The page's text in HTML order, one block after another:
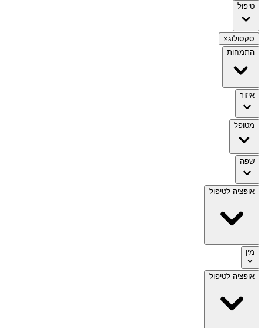
טיפול
סקסולוג×
התמחות
איזור
מטופל
שפה
אופציה לטיפול
מין
אופציה לטיפול